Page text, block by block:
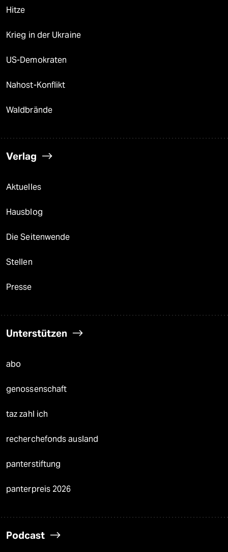
Hitze
Krieg in der Ukraine
US-Demokraten
Nahost-Konflikt
Waldbrände
Verlag
Aktuelles
Hausblog
Die Seitenwende
Stellen
Presse
Unterstützen
abo
genossenschaft
taz zahl ich
recherchefonds ausland
panterstiftung
panterpreis 2026
Podcast